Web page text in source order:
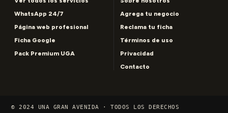
WhatsApp 24/7
Página web profesional
Ficha Google
Pack Premium UGA
Agrega tu negocio
Reclama tu ficha
Términos de uso
Privacidad
Contacto
© 2024 UNA GRAN AVENIDA · TODOS LOS DERECHOS